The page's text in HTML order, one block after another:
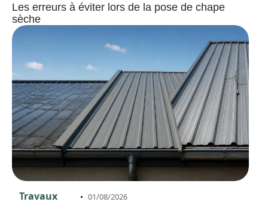
Les erreurs à éviter lors de la pose de chape
sèche
Travaux 01/08/2026